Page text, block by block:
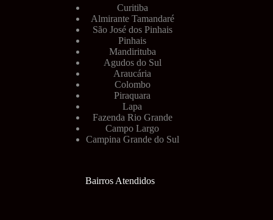
Curitiba
Almirante Tamandaré
São José dos Pinhais
Pinhais
Mandirituba
Agudos do Sul
Araucária
Colombo
Piraquara
Lapa
Fazenda Rio Grande
Campo Largo
Campina Grande do Sul
Bairros Atendidos